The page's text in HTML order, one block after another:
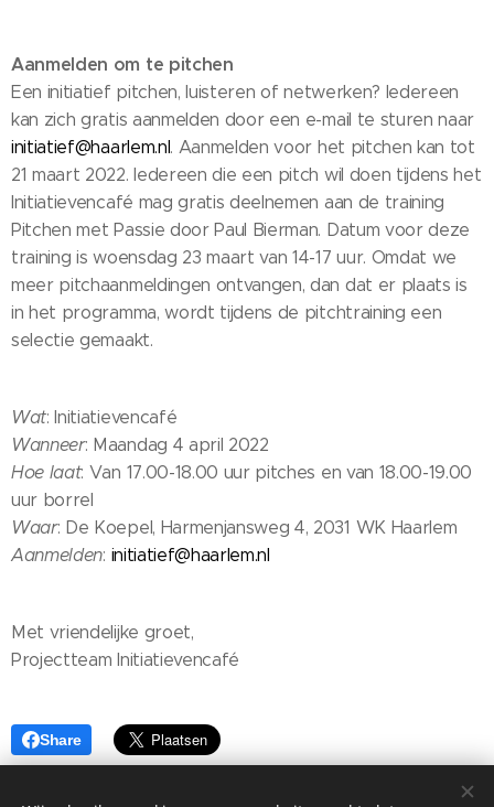
Aanmelden om te pitchen
Een initiatief pitchen, luisteren of netwerken? Iedereen
kan zich gratis aanmelden door een e-mail te sturen naar
initiatief@haarlem.nl . Aanmelden voor het pitchen kan tot
21 maart 2022. Iedereen die een pitch wil doen tijdens het
Initiatievencafé mag gratis deelnemen aan de training
Pitchen met Passie door Paul Bierman. Datum voor deze
training is woensdag 23 maart van 14-17 uur. Omdat we
meer pitchaanmeldingen ontvangen, dan dat er plaats is
in het programma, wordt tijdens de pitchtraining een
selectie gemaakt.
Wat: Initiatievencafé
Wanneer: Maandag 4 april 2022
Hoe laat: Van 17.00-18.00 uur pitches en van 18.00-19.00
uur borrel
Waar: De Koepel, Harmenjansweg 4, 2031 WK Haarlem
Aanmelden: initiatief@haarlem.nl
Met vriendelijke groet,
Projectteam Initiatievencafé
Share